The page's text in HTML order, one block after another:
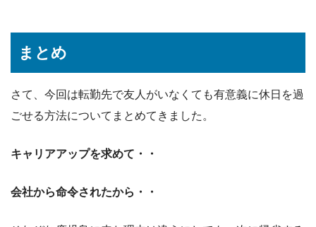
まとめ
さて、今回は転勤先で友人がいなくても有意義に休日を過
ごせる方法についてまとめてきました。
キャリアアップを求めて・・
会社から命令されたから・・